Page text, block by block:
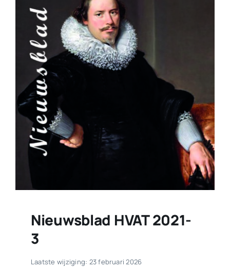
Nieuwsblad HVAT 2021-
3
Laatste wijziging: 23 februari 2026